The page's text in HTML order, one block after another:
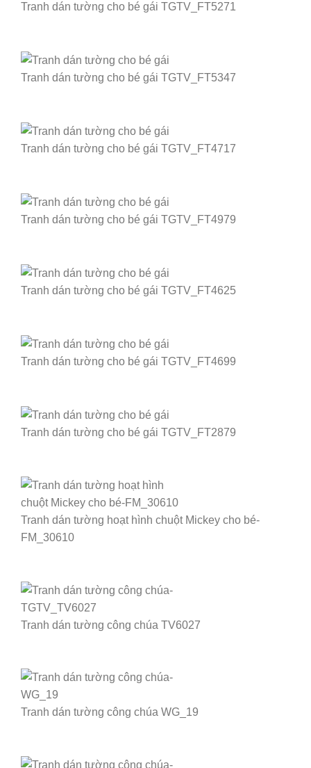
Tranh dán tường cho bé gái TGTV_FT5271
Tranh dán tường cho bé gái TGTV_FT5347
Tranh dán tường cho bé gái TGTV_FT4717
Tranh dán tường cho bé gái TGTV_FT4979
Tranh dán tường cho bé gái TGTV_FT4625
Tranh dán tường cho bé gái TGTV_FT4699
Tranh dán tường cho bé gái TGTV_FT2879
Tranh dán tường hoạt hình chuột Mickey cho bé-
FM_30610
Tranh dán tường công chúa TV6027
Tranh dán tường công chúa WG_19